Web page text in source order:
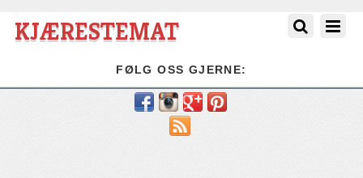
KJÆRESTEMAT
FØLG OSS GJERNE:
RSS